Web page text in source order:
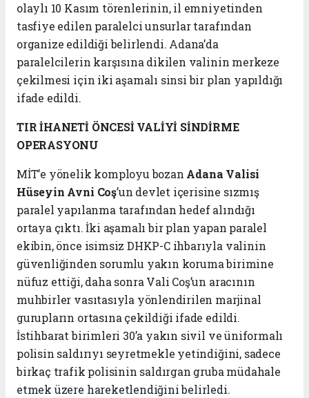
olaylı 10 Kasım törenlerinin, il emniyetinden
tasfiye edilen paralelci unsurlar tarafından
organize edildiği belirlendi. Adana’da
paralelcilerin karşısına dikilen valinin merkeze
çekilmesi için iki aşamalı sinsi bir plan yapıldığı
ifade edildi.
TIR İHANETİ ÖNCESİVALİYİ SİNDİRME
OPERASYONU
MİT’e yönelik komployu bozan Adana Valisi
Hüseyin Avni Coş’un devlet içerisine sızmış
paralel yapılanma tarafından hedef alındığı
ortaya çıktı. İki aşamalı bir plan yapan paralel
ekibin, önce isimsiz DHKP-C ihbarıyla valinin
güvenliğinden sorumlu yakın koruma birimine
nüfuz ettiği, daha sonra Vali Coş’un aracının
muhbirler vasıtasıyla yönlendirilen marjinal
gurupların ortasına çekildiği ifade edildi.
İstihbarat birimleri 30’a yakın sivil ve üniformalı
polisin saldırıyı seyretmekle yetindiğini, sadece
birkaç trafik polisinin saldırgan gruba müdahale
etmek üzere hareketlendiğini belirledi.